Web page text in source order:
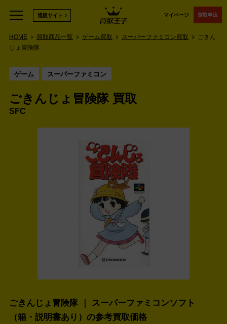
マイページ 買取申込
通販サイト
HOME 買取商品一覧 ゲーム買取 スーパーファミコン買取
ごきん
じょ冒険隊
ゲーム スーパーファミコン
ごきんじょ冒険隊 買取
SFC
ごきんじょ冒険隊 ｜ スーパーファミコンソフト
（箱・説明書あり）の参考買取価格